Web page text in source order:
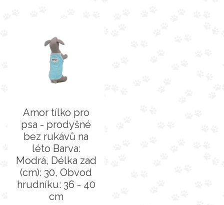
Amor tílko pro
psa - prodyšné
bez rukávů na
léto Barva:
Modrá, Délka zad
(cm): 30, Obvod
hrudníku: 36 - 40
cm